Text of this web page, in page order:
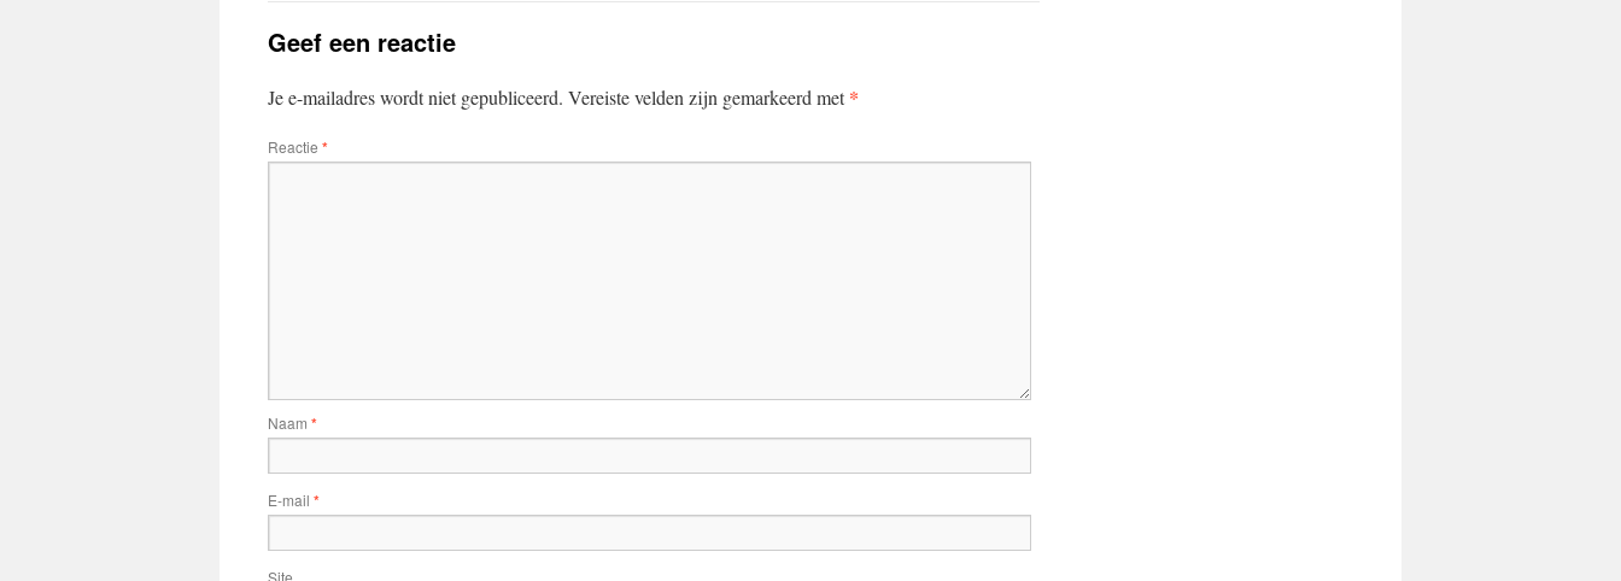
Geef een reactie
Je e-mailadres wordt niet gepubliceerd. Vereiste velden zijn gemarkeerd met*
Reactie *
Naam *
E-mail *
Site